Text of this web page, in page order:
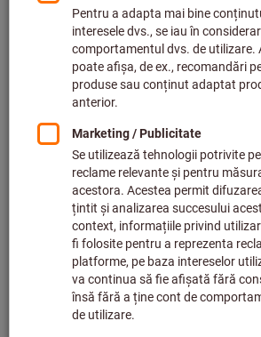
Termen de livrare estimat: 1-2
Vă rugăm să țineți cont de
recomandări:
Comandăm acest articol pentru
producător, deoarece nu face
principală și, prin urmare, nu